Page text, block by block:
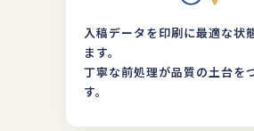
入稿データを印刷に最適な状
ます。
丁寧な前処理が品質の土台を
す。